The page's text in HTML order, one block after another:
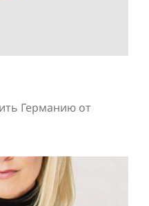
Германию от